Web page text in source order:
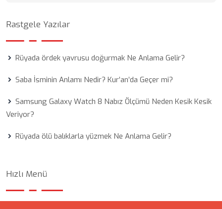
Rastgele Yazılar
Rüyada ördek yavrusu doğurmak Ne Anlama Gelir?
Saba İsminin Anlamı Nedir? Kur’an’da Geçer mi?
Samsung Galaxy Watch 8 Nabız Ölçümü Neden Kesik Kesik
Veriyor?
Rüyada ölü balıklarla yüzmek Ne Anlama Gelir?
Hızlı Menü